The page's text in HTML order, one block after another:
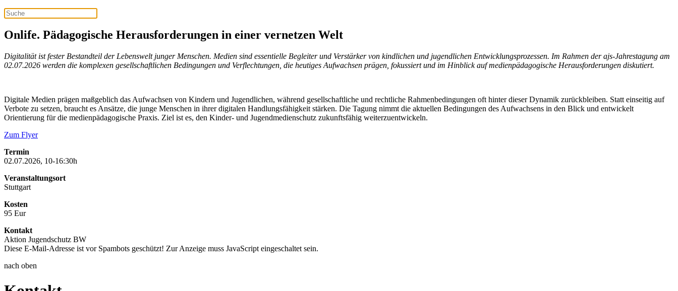
Onlife. Pädagogische Herausforderungen in einer vernetzen Welt
Digitalität ist fester Bestandteil der Lebenswelt junger Menschen. Medien sind essentielle Begleiter und Verstärker von kindlichen und jugendlichen Entwicklungsprozessen. Im Rahmen der ajs-Jahrestagung am
02.07.2026 werden die komplexen gesellschaftlichen Bedingungen und Verflechtungen, die heutiges Aufwachsen prägen, fokussiert und im Hinblick auf medienpädagogische Herausforderungen diskutiert.
Digitale Medien prägen maßgeblich das Aufwachsen von Kindern und Jugendlichen, während gesellschaftliche und rechtliche Rahmenbedingungen oft hinter dieser Dynamik zurückbleiben. Statt einseitig auf
Verbote zu setzen, braucht es Ansätze, die junge Menschen in ihrer digitalen Handlungsfähigkeit stärken. Die Tagung nimmt die aktuellen Bedingungen des Aufwachsens in den Blick und entwickelt
Orientierung für die medienpädagogische Praxis. Ziel ist es, den Kinder- und Jugendmedienschutz zukunftsfähig weiterzuentwickeln.
Zum Flyer
Termin
02.07.2026, 10-16:30h
Veranstaltungsort
Stuttgart
Kosten
95 Eur
Kontakt
Aktion Jugendschutz BW
Diese E-Mail-Adresse ist vor Spambots geschützt! Zur Anzeige muss JavaScript eingeschaltet sein.
nach oben